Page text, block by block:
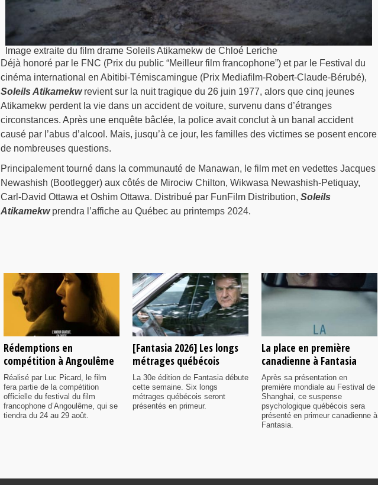
Image extraite du film drame Soleils Atikamekw de Chloé Leriche
Déjà honoré par le FNC (Prix du public “Meilleur film francophone”) et par le Festival du
cinéma international en Abitibi-Témiscamingue (Prix Mediafilm-Robert-Claude-Bérubé),
Soleils Atikamekwrevient sur la nuit tragique du 26 juin 1977, alors que cinq jeunes
Atikamekw perdent la vie dans un accident de voiture, survenu dans d’étranges
circonstances. Après une enquête bâclée, la police avait conclut à un banal accident
causé par l’abus d’alcool. Mais, jusqu’à ce jour, les familles des victimes se posent encore
de nombreuses questions.
Principalement tourné dans la communauté de Manawan, le film met en vedettes Jacques
Newashish (Bootlegger) aux côtés de Mirociw Chilton, Wikwasa Newashish-Petiquay,
Carl-David Ottawa et Oshim Ottawa. Distribué par FunFilm Distribution, Soleils
Atikamekwprendra l’affiche au Québec au printemps 2024.
Rédemptions en
compétition à Angoulême
Réalisé par Luc Picard, le film
fera partie de la compétition
officielle du festival du film
francophone d’Angoulême, qui se
tiendra du 24 au 29 août.
[Fantasia 2026] Les longs
métrages québécois
La 30e édition de Fantasia débute
cette semaine. Six longs
métrages québécois seront
présentés en primeur.
La place en première
canadienne à Fantasia
Après sa présentation en
première mondiale au Festival de
Shanghai, ce suspense
psychologique québécois sera
présenté en primeur canadienne à
Fantasia.